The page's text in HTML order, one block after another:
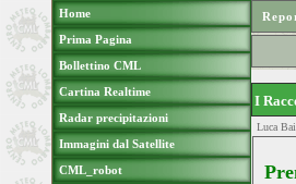
Home
Prima Pagina
Bollettino CML
Cartina Realtime
Radar precipitazioni
Immagini dal Satellite
CML_robot
I
Luca